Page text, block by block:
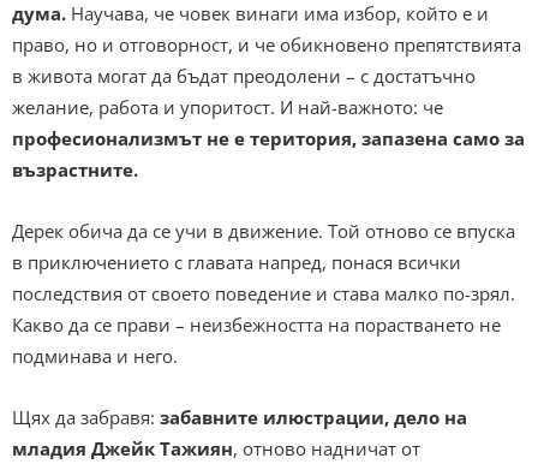
дума. Научава, че човек винаги има избор, който е и
право, но и отговорност, и че обикновено препятствията
в живота могат да бъдат преодолени – с достатъчно
желание, работа и упоритост. И най-важното: че
професионализмът не е територия, запазена само за
възрастните.
Дерек обича да се учи в движение. Той отново се впуска
в приключението с главата напред, понася всички
последствия от своето поведение и става малко по-зрял.
Какво да се прави – неизбежността на порастването не
подминава и него.
Щях да забравя: забавните илюстрации, дело на
младия Джейк Тажиян, отново надничат от